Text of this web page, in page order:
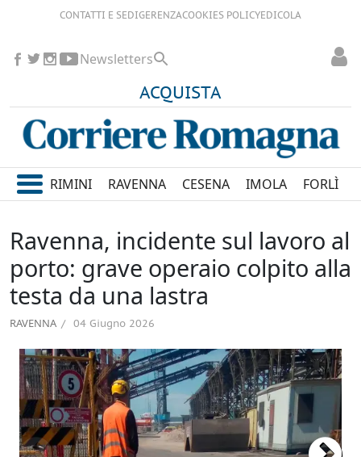
CONTATTI E SEDIGERENZACOOKIES POLICYEDICOLA
ACQUISTA
Newsletters
RIMINI RAVENNA CESENA IMOLA FORLÌ
Ravenna, incidente sul lavoro al
porto: grave operaio colpito alla
testa da una lastra
RAVENNA 04 Giugno 2026